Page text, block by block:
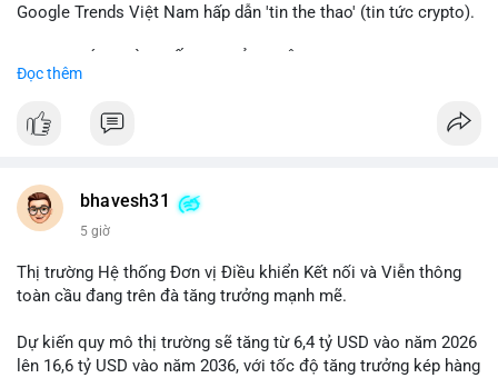
Google Trends Việt Nam hấp dẫn 'tin the thao' (tin tức crypto).
ONDO, CASHCAT. • Chủ đề 'tô thị ty na' (tỷ giá) và 'giao thông'
BTC breakout và lệnh long/short.
định crypto là 'vấn đề lớn' giúp giảm áp lực USD. • Binance hỗ
trợ cổ phiếu Apple/IBM. • Bài đăng hấp dẫn về $HFT, $SKYAI,
💡 NHẬN ĐỊNH & KHUYẾN NGHỊ: Tâm lý thị trường đang phân
coin (PENGU, CASHCAT) và tin cậy từ các dự án lớn (BTC,
SOL). Rủi ro tăng nếu không có thông tin rõ ràng về quy định.
Đọc thêm
bhavesh31
5 giờ
Thị trường Hệ thống Đơn vị Điều khiển Kết nối và Viễn thông
toàn cầu đang trên đà tăng trưởng mạnh mẽ.
Dự kiến quy mô thị trường sẽ tăng từ 6,4 tỷ USD vào năm 2026
lên 16,6 tỷ USD vào năm 2036, với tốc độ tăng trưởng kép hàng